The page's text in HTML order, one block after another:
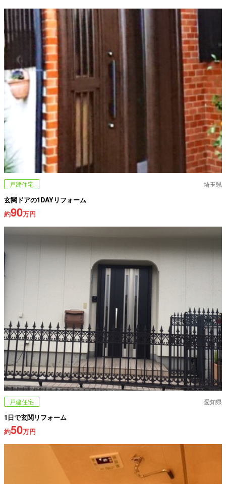
戸建住宅 埼玉県
玄関ドアの1DAYリフォーム
約90万円
戸建住宅 愛知県
1日で玄関リフォーム
約50万円